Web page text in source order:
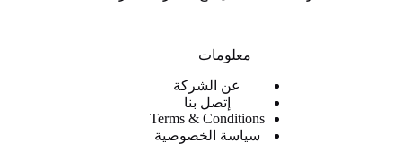
معلومات
عن الشركة
إتصل بنا
Terms & Conditions
سياسة الخصوصية